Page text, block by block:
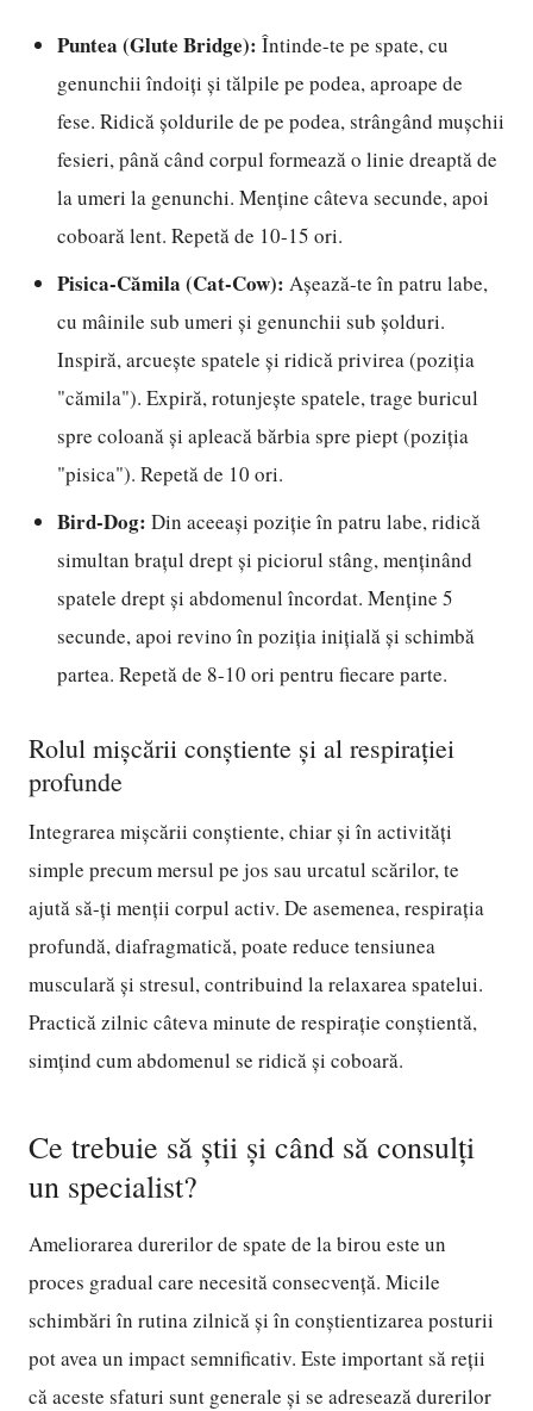
Puntea (Glute Bridge): Întinde-te pe spate, cu
genunchii îndoiți și tălpile pe podea, aproape de
fese. Ridică șoldurile de pe podea, strângând mușchii
fesieri, până când corpul formează o linie dreaptă de
la umeri la genunchi. Menține câteva secunde, apoi
coboară lent. Repetă de 10-15 ori.
Pisica-Cămila (Cat-Cow): Așează-te în patru labe,
cu mâinile sub umeri și genunchii sub șolduri.
Inspiră, arcuește spatele și ridică privirea (poziția
"cămila"). Expiră, rotunjește spatele, trage buricul
spre coloană și apleacă bărbia spre piept (poziția
"pisica"). Repetă de 10 ori.
Bird-Dog: Din aceeași poziție în patru labe, ridică
simultan brațul drept și piciorul stâng, menținând
spatele drept și abdomenul încordat. Menține 5
secunde, apoi revino în poziția inițială și schimbă
partea. Repetă de 8-10 ori pentru fiecare parte.
Rolul mișcării conștiente și al respirației
profunde
Integrarea mișcării conștiente, chiar și în activități
simple precum mersul pe jos sau urcatul scărilor, te
ajută să-ți menții corpul activ. De asemenea, respirația
profundă, diafragmatică, poate reduce tensiunea
musculară și stresul, contribuind la relaxarea spatelui.
Practică zilnic câteva minute de respirație conștientă,
simțind cum abdomenul se ridică și coboară.
Ce trebuie să știi și când să consulți
un specialist?
Ameliorarea durerilor de spate de la birou este un
proces gradual care necesită consecvență. Micile
schimbări în rutina zilnică și în conștientizarea posturii
pot avea un impact semnificativ. Este important să reții
că aceste sfaturi sunt generale și se adresează durerilor